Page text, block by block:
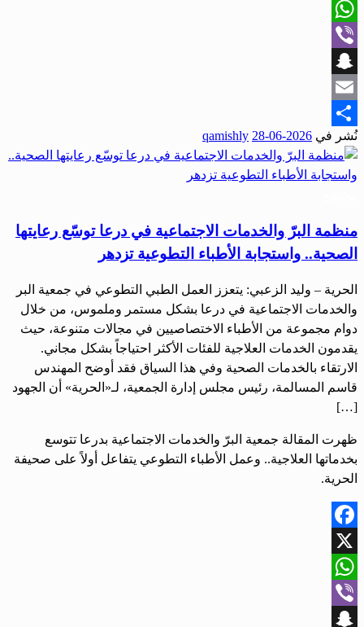
X
WhatsApp
Viber
Snapchat
Email
Share
نُشر في 2026-06-28
qamishly
منظمة البرّ والخدمات الاجتماعية في درعا توسّع رعايتها
الصحية.. واستجابة الأطباء التطوعية تزدهر
الحرية – وليد الزعبي: يتعزز العمل الطبي التطوعي في جمعية البر
والخدمات الاجتماعية في درعا بشكل مستمر وملموس، من خلال
دوام مجموعة من الأطباء الاختصاصيين في مجالات متنوعة، حيث
يقدمون الخدمات العلاجية للفئات الأكثر احتياجاً بشكل مجاني.
الارتقاء بالخدمات الصحية وفي هذا السياق فقد أوضح المهندس
قاسم المسالمة، رئيس مجلس إدارة الجمعية، لـ«الحرية» أن الجهود
[…]
ظهرت المقالة جمعية البرّ والخدمات الاجتماعية بدرعا تتوسع
بخدماتها العلاجية.. وعمل الأطباء التطوعي يتفاعل أولاً على صحيفة
الحرية.
Facebook
X
WhatsApp
Viber